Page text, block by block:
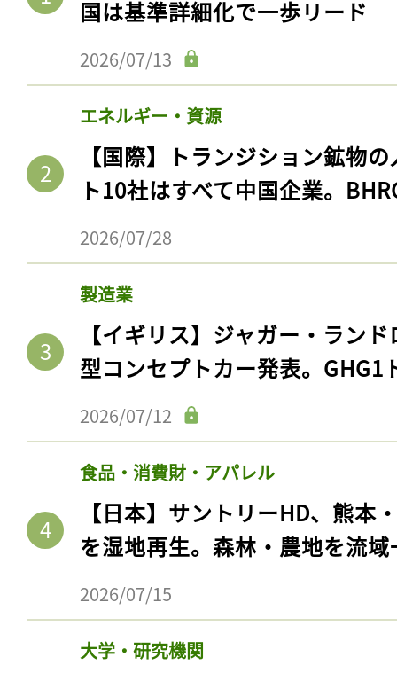
国は基準詳細化で一歩リード
2026/07/13
エネルギー・資源
【国際】トランジション鉱物
ト10社はすべて中国企業。
2026/07/28
製造業
【イギリス】ジャガー・ラン
型コンセプトカー発表。GHG1
2026/07/12
食品・消費財・アパレル
【日本】サントリーHD、熊本
を湿地再生。森林・農地を流
2026/07/15
大学・研究機関